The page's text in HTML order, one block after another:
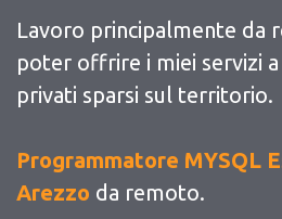
Lavoro principalmente da
poter offrire i miei servizi
privati sparsi sul territorio.
Programmatore MYSQL
Arezzo da remoto.